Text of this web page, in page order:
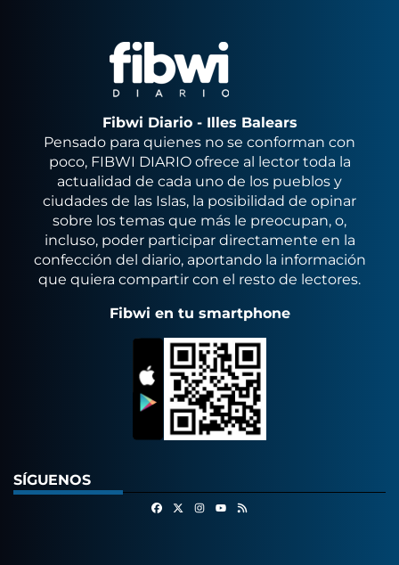
Fibwi Diario - Illes Balears
Pensado para quienes no se conforman con
poco, FIBWI DIARIO ofrece al lector toda la
actualidad de cada uno de los pueblos y
ciudades de las Islas, la posibilidad de opinar
sobre los temas que más le preocupan, o,
incluso, poder participar directamente en la
confección del diario, aportando la información
que quiera compartir con el resto de lectores.
Fibwi en tu smartphone
SÍGUENOS
FacebookInstagram